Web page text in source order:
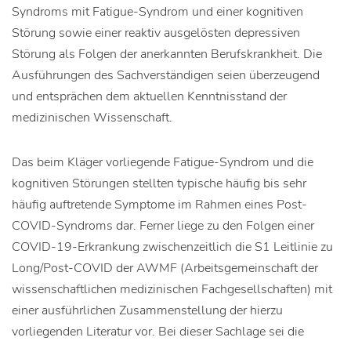
Syndroms mit Fatigue-Syndrom und einer kognitiven
Störung sowie einer reaktiv ausgelösten depressiven
Störung als Folgen der anerkannten Berufskrankheit. Die
Ausführungen des Sachverständigen seien überzeugend
und entsprächen dem aktuellen Kenntnisstand der
medizinischen Wissenschaft.
Das beim Kläger vorliegende Fatigue-Syndrom und die
kognitiven Störungen stellten typische häufig bis sehr
häufig auftretende Symptome im Rahmen eines Post-
COVID-Syndroms dar. Ferner liege zu den Folgen einer
COVID-19-Erkrankung zwischenzeitlich die S1 Leitlinie zu
Long/Post-COVID der AWMF (Arbeitsgemeinschaft der
wissenschaftlichen medizinischen Fachgesellschaften) mit
einer ausführlichen Zusammenstellung der hierzu
vorliegenden Literatur vor. Bei dieser Sachlage sei die